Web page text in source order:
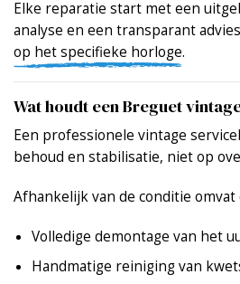
Elke reparatie start met een
analyse en een transparant
op het specifieke horloge.
Wat houdt een Breguet
Een professionele vintage
behoud en stabilisatie, niet op
Afhankelijk van de conditie
Volledige demontage van het
Handmatige reiniging van